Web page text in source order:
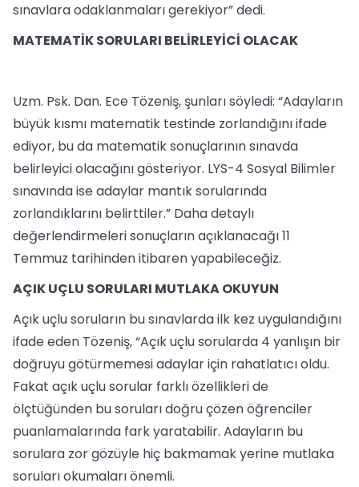
sınavlara odaklanmaları gerekiyor” dedi.
MATEMATİK SORULARI BELİRLEYİCİ OLACAK
Uzm. Psk. Dan. Ece Tözeniş, şunları söyledi: “Adayların
büyük kısmı matematik testinde zorlandığını ifade
ediyor, bu da matematik sonuçlarının sınavda
belirleyici olacağını gösteriyor. LYS-4 Sosyal Bilimler
sınavında ise adaylar mantık sorularında
zorlandıklarını belirttiler.” Daha detaylı
değerlendirmeleri sonuçların açıklanacağı 11
Temmuz tarihinden itibaren yapabileceğiz.
AÇIK UÇLU SORULARI MUTLAKA OKUYUN
Açık uçlu soruların bu sınavlarda ilk kez uygulandığını
ifade eden Tözeniş, “Açık uçlu sorularda 4 yanlışın bir
doğruyu götürmemesi adaylar için rahatlatıcı oldu.
Fakat açık uçlu sorular farklı özellikleri de
ölçtüğünden bu soruları doğru çözen öğrenciler
puanlamalarında fark yaratabilir. Adayların bu
sorulara zor gözüyle hiç bakmamak yerine mutlaka
soruları okumaları önemli.